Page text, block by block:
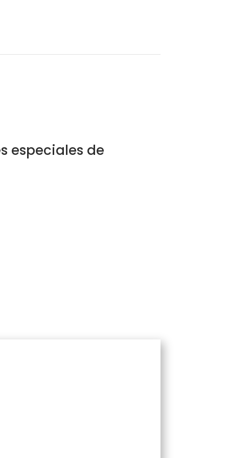
especiales de